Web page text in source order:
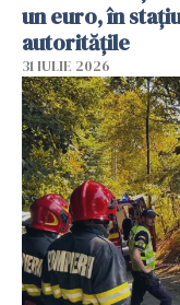
un euro, în
autoritățile
31 IULIE 2026